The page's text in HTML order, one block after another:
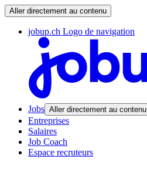
Aller directement au contenu
jobup.ch Logo de navigation
Jobs Aller directement au contenu
Entreprises
Salaires
Job Coach
Espace recruteurs